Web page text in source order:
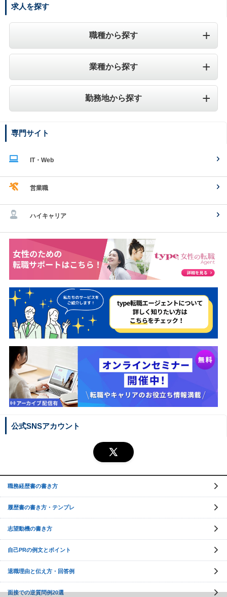
求人を探す
職種から探す
業種から探す
勤務地から探す
専門サイト
IT・Web
営業職
ハイキャリア
公式SNSアカウント
職務経歴書の書き方
履歴書の書き方・テンプレ
志望動機の書き方
自己PRの例文とポイント
退職理由と伝え方・回答例
面接での逆質問例20選